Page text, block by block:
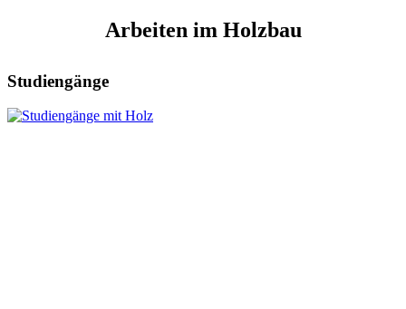
Arbeiten im Holzbau
Studiengänge